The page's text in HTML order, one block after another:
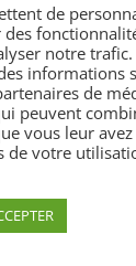
Panier
. All
:Eliodata
de
notre
informations
de
peuvent
vous leur
de votre